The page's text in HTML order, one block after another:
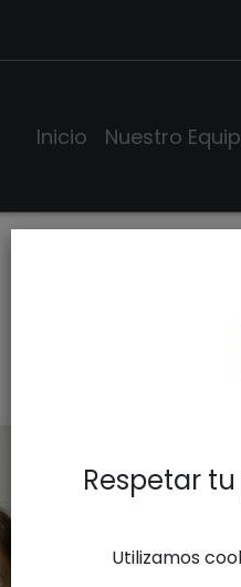
Inicio Nuestro
Respetar
Utilizamos